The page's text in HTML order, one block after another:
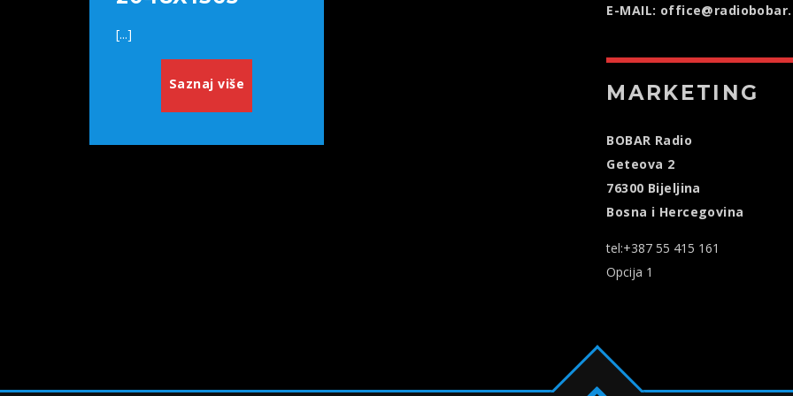
[...]
Saznaj više
E-MAIL:
MARKETING
BOBAR Radio
Geteova 2
76300 Bijeljina
Bosna i Hercegovina
tel:+387 55 415 161
Opcija 1